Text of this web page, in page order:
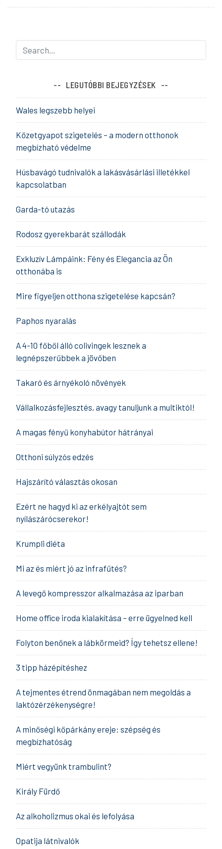
LEGUTÓBBI BEJEGYZÉSEK
Wales legszebb helyei
Kőzetgyapot szigetelés – a modern otthonok
megbízható védelme
Húsbavágó tudnivalók a lakásvásárlási illetékkel
kapcsolatban
Garda-tó utazás
Rodosz gyerekbarát szállodák
Exkluzív Lámpáink: Fény és Elegancia az Ön
otthonába is
Mire figyeljen otthona szigetelése kapcsán?
Paphos nyaralás
A 4-10 főből álló colivingek lesznek a
legnépszerűbbek a jövőben
Takaró és árnyékoló növények
Vállalkozásfejlesztés, avagy tanuljunk a multiktól!
A magas fényű konyhabútor hátrányai
Otthoni súlyzós edzés
Hajszárító választás okosan
Ezért ne hagyd ki az erkélyajtót sem
nyílászárócserekor!
Krumpli diéta
Mi az és miért jó az infrafűtés?
A levegő kompresszor alkalmazása az iparban
Home office iroda kialakítása – erre ügyelned kell
Folyton benőnek a lábkörmeid? Így tehetsz ellene!
3 tipp házépítéshez
A tejmentes étrend önmagában nem megoldás a
laktózérzékenységre!
A minőségi kőpárkány ereje: szépség és
megbízhatóság
Miért vegyünk trambulint?
Király Fürdő
Az alkoholizmus okai és lefolyása
Opatija látnivalók